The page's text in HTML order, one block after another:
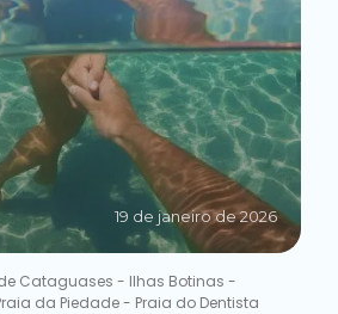
19 de janeiro de 2026
Cataguases - Ilhas Botinas -
da Piedade- Praia do Dentista